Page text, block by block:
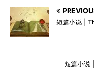
短篇小说 |
短篇小说